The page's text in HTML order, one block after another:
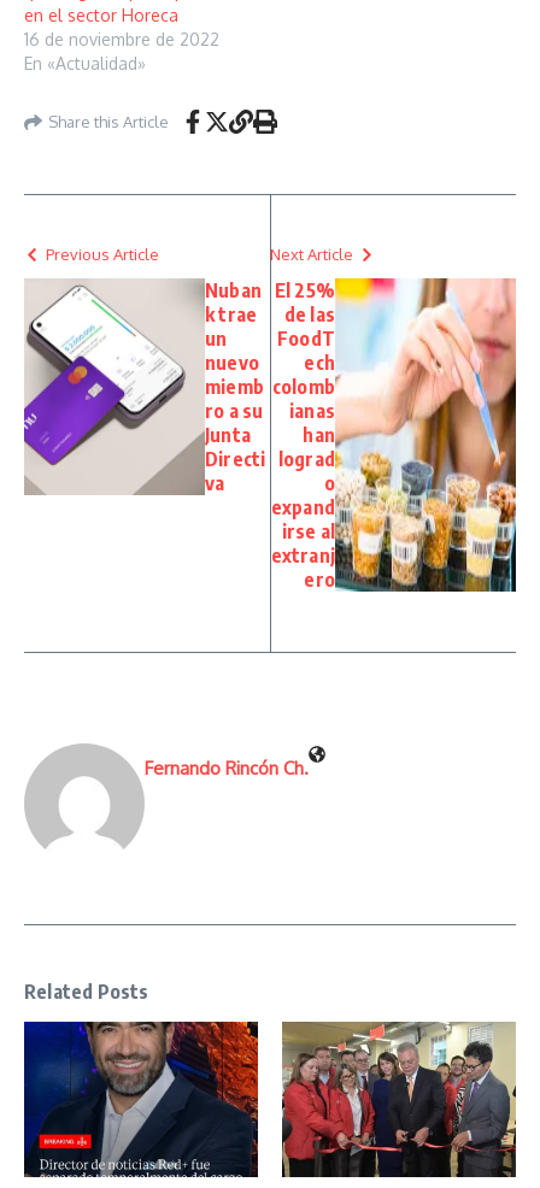
en el sector Horeca
16 de noviembre de 2022
En «Actualidad»
Share this Article
Previous Article
Nuban
k trae
un
nuevo
miemb
ro a su
Junta
Directi
va
Next Article
El 25%
de las
FoodT
ech
colomb
ianas
han
lograd
o
expand
irse al
extranj
ero
Fernando Rincón Ch.
Related Posts